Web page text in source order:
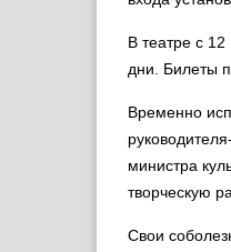
В театре с
дни. Билеты
Временно
министра
творческую
Свои